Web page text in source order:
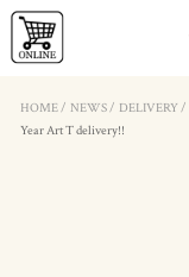
HOME/ NEWS/ DELIVERY /
Year Art T delivery!!